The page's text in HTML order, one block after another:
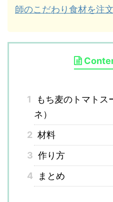
師のこだわり食材を注
1
もち麦のトマトス
ネ）
2 材料
3 作り方
4
まとめ